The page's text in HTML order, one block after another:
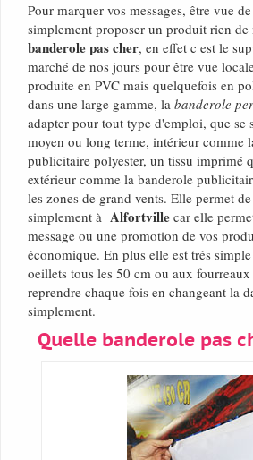
Pour marquer vos messages, être vue
simplement proposer un produit rien
banderole pas cher, en effet c est le
marché de nos jours pour être vue
produite en PVC mais quelquefois en
dans une large gamme, la banderole
adapter pour tout type d'emploi, que se
moyen ou long terme, intérieur comme
publicitaire polyester, un tissu imprimé
extérieur comme la banderole
les zones de grand vents. Elle permet
simplement à Alfortville car elle
message ou une promotion de vos
économique. En plus elle est trés
oeillets tous les 50 cm ou aux
reprendre chaque fois en changeant la
simplement.
Quelle banderole pas